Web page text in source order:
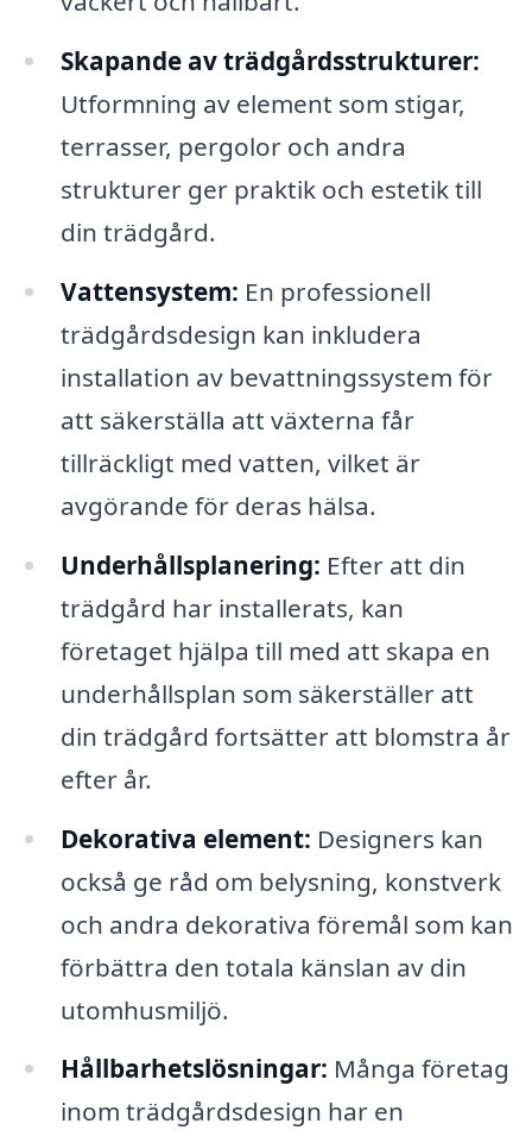
Skapande av trädgårdsstrukturer:
Utformning av element som stigar,
terrasser, pergolor och andra
strukturer ger praktik och estetik till
din trädgård.
Vattensystem: En professionell
trädgårdsdesign kan inkludera
installation av bevattningssystem för
att säkerställa att växterna får
tillräckligt med vatten, vilket är
avgörande för deras hälsa.
Underhållsplanering: Efter att din
trädgård har installerats, kan
företaget hjälpa till med att skapa en
underhållsplan som säkerställer att
din trädgård fortsätter att blomstra år
efter år.
Dekorativa element: Designers kan
också ge råd om belysning, konstverk
och andra dekorativa föremål som kan
förbättra den totala känslan av din
utomhusmiljö.
Hållbarhetslösningar: Många företag
inom trädgårdsdesign har en